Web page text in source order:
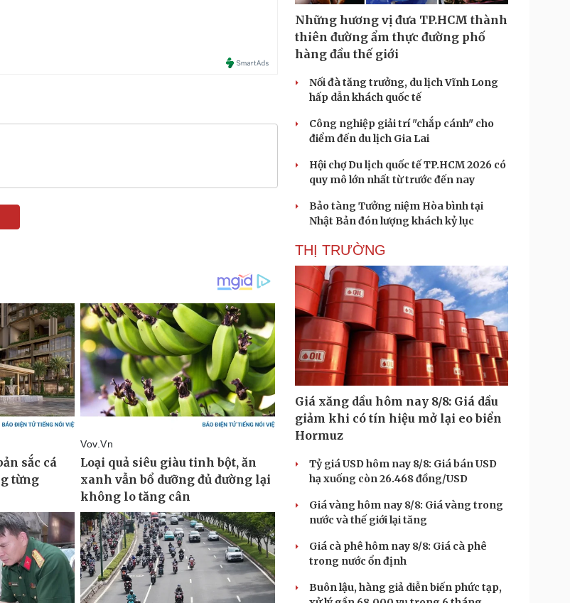
Những hương vị đưa TP.HCM thành
thiên đường ẩm thực đường phố
hàng đầu thế giới
Nối đà tăng trưởng, du lịch Vĩnh Long
hấp dẫn khách quốc tế
Công nghiệp giải trí "chắp cánh" cho
điểm đến du lịch Gia Lai
Hội chợ Du lịch quốc tế TP.HCM 2026 có
quy mô lớn nhất từ trước đến nay
Bảo tàng Tưởng niệm Hòa bình tại
Nhật Bản đón lượng khách kỷ lục
THỊ TRƯỜNG
Giá xăng dầu hôm nay 8/8: Giá dầu
giảm khi có tín hiệu mở lại eo biển
Hormuz
Tỷ giá USD hôm nay 8/8: Giá bán USD
hạ xuống còn 26.468 đồng/USD
Giá vàng hôm nay 8/8: Giá vàng trong
nước và thế giới lại tăng
Giá cà phê hôm nay 8/8: Giá cà phê
trong nước ổn định
Buôn lậu, hàng giả diễn biến phức tạp,